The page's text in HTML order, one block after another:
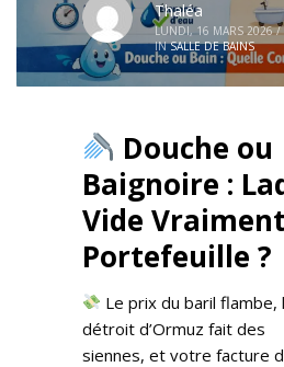
Thaléa
LUNDI, 16 MARS 2026 /
IN SALLE DE BAINS
Douche ou
Baignoire :
Vide
Portefeuille ?
Le prix du baril flambe,
détroit d’Ormuz fait des
siennes, et votre facture